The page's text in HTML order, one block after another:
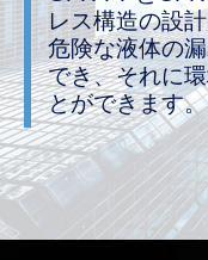
レス構造の設
危険な液体の
でき、それに
とができます。